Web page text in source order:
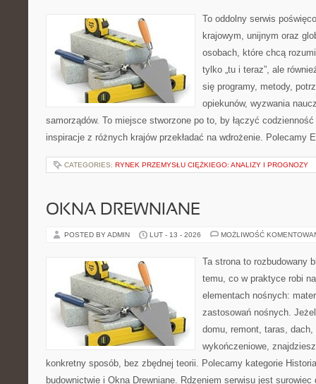
To oddolny serwis
krajowym, unijnym oraz
osobach, które chcą
tylko „tu i teraz”, ale
się programy, metody,
opiekunów, wyzwania
samorządów. To miejsce stworzone po to, by łączyć
inspiracje z różnych krajów przekładać na wdrożenie. Polecamy
CATEGORIES: RYNEK PRZEMYSŁU CIĘŻKIEGO: ANALIZY I PROGNOZY
OKNA DREWNIANE
POSTED BY ADMIN LUT - 13 - 2026 MOŻLIWOŚĆ
Ta strona to rozbudowany
temu, co w praktyce robi
elementach nośnych:
zastosowań nośnych.
domu, remont, taras,
wykończeniowe,
konkretny sposób, bez zbędnej teorii. Polecamy kategorie
budownictwie i Okna Drewniane. Rdzeniem serwisu jest